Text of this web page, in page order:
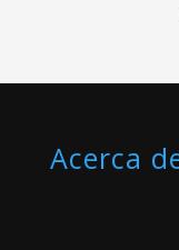
Acerca